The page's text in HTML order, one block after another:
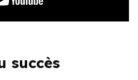
succès